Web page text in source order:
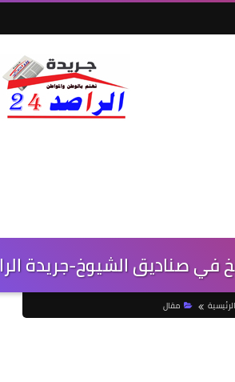
في صناديق الشيوخ-جريدة
مقال